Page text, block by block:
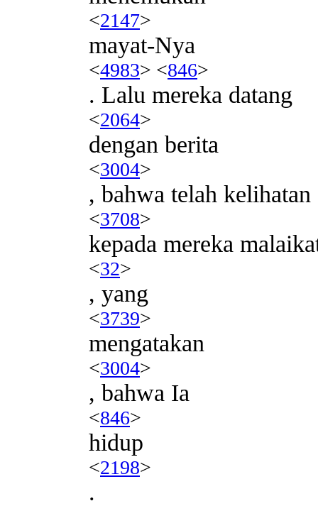
<2147>
mayat-Nya
<4983> <846>
. Lalu mereka datang
<2064>
dengan berita
<3004>
, bahwa telah kelihatan
<3708>
kepada mereka
<32>
, yang
<3739>
mengatakan
<3004>
, bahwa Ia
<846>
hidup
<2198>
.